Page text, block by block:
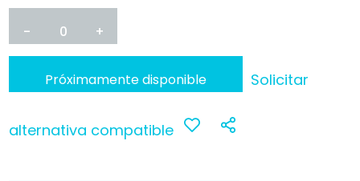
- 0 +
Próximamente disponible Solicitar
alternativa compatible
a